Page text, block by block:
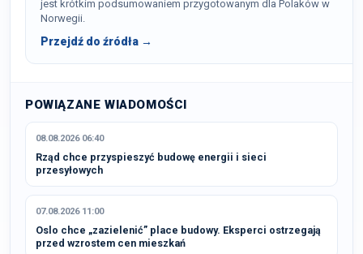
jest krótkim podsumowaniem przygotowanym dla Polaków w
Norwegii.
Przejdź do źródła →
POWIĄZANE WIADOMOŚCI
08.08.2026 06:40
Rząd chce przyspieszyć budowę energii i sieci
przesyłowych
07.08.2026 11:00
Oslo chce „zazielenić” place budowy. Eksperci ostrzegają
przed wzrostem cen mieszkań